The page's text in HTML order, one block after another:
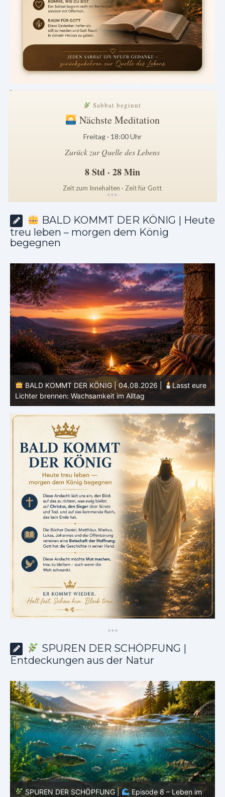
.
Sabbat beginnt
Nächste Meditation
Freitag · 18:00 Uhr
Zurück zur Quelle des Lebens
8 Std · 28 Min
Zeit zum Innehalten · Zeit für Gott
***
BALD KOMMT DER KÖNIG | Heute
treu leben – morgen dem König
begegnen
BALD KOMMT DER KÖNIG | 04.08.2026 |
Lasst eure
Lichter brennen: Wachsamkeit im Alltag
***
SPUREN DER SCHÖPFUNG |
Entdeckungen aus der Natur
SPUREN DER SCHÖPFUNG |
Episode 8 – Leben im